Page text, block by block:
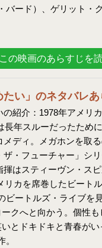
バード）、ゲリット・
この映画のあらすじを
たい」のネタバレ
の紹介：1978年アメリ
長年スルーだったため
メディ。メガホンを取
ザ・フューチャー」シ
揮はスティーヴン・ス
リカを席巻したビート
ビートルズ・ライブを
クへと向かう。個性
とドキドキと青春が